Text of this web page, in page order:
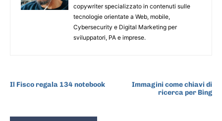
copywriter specializzato in contenuti sulle
tecnologie orientate a Web, mobile,
Cybersecurity e Digital Marketing per
sviluppatori, PA e imprese.
Il Fisco regala 134 notebook
Immagini come chiavi di
ricerca per Bing